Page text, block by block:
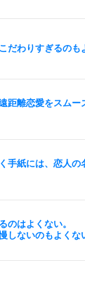
だわりすぎるのも
距離恋愛をスム
手紙には、恋人の
のはよくない。
しないのもよくな